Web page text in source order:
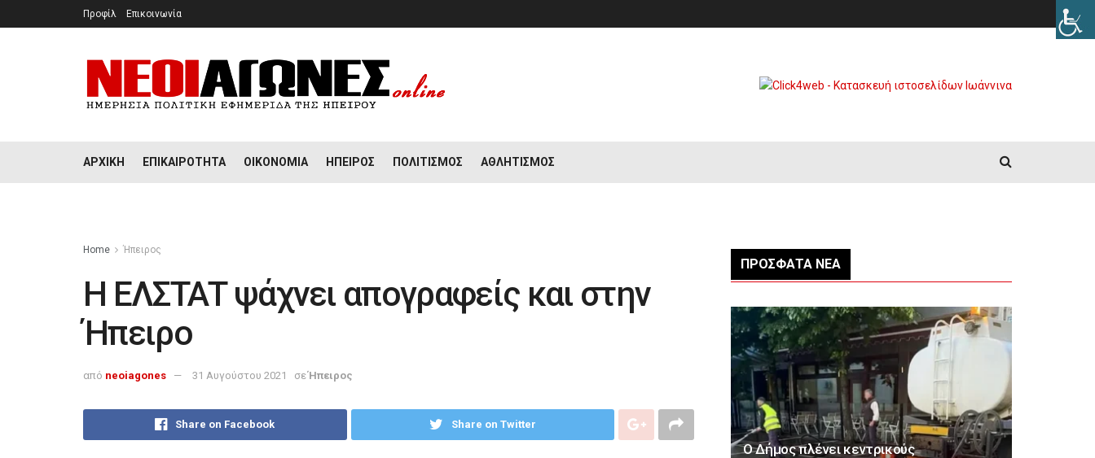
Προφίλ Επικοινωνία
ΑΡΧΙΚΉ ΕΠΙΚΑΙΡΌΤΗΤΑ ΟΙΚΟΝΟΜΊΑ ΉΠΕΙΡΟΣ ΠΟΛΙΤΙΣΜΌΣ ΑΘΛΗΤΙΣΜΌΣ
Home Ήπειρος
H ΕΛΣΤΑΤ ψάχνει απογραφείς και στην
Ήπειρο
από neoiagones 31 Αυγούστου 2021 σε Ήπειρος
Share on Facebook Share on Twitter
ΠΡΌΣΦΑΤΑ ΝΈΑ
Ο Δήμος πλένει κεντρικούς